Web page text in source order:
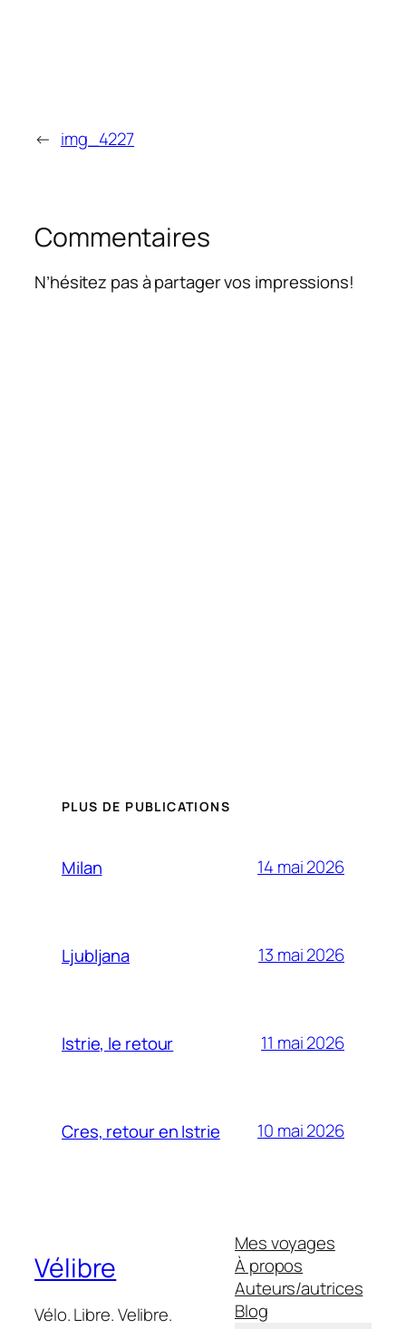
← img_4227
Commentaires
N’hésitez pas à partager vos impressions!
PLUS DE PUBLICATIONS
Milan 14 mai 2026
Ljubljana 13 mai 2026
Istrie, le retour 11 mai 2026
Cres, retour en Istrie 10 mai 2026
Vélibre
Vélo. Libre. Velibre.
Mes voyages
À propos
Auteurs/autrices
Blog